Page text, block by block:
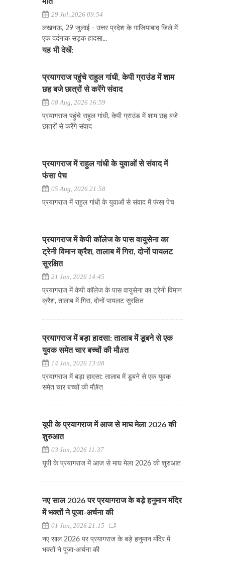
29 Jul, 2026 09:54
लखनऊ, 29 जुलाई - उत्तर प्रदेश के गाजियाबाद जिले में
एक दर्दनाक सड़क हादसा...
यह भी देखें:
प्रयागराज पहुंचे राहुल गांधी, केपी ग्राउंड में शाम
छह बजे छात्रों से करेंगे संवाद
08 Aug, 2026 16:59
प्रयागराज पहुंचे राहुल गांधी, केपी ग्राउंड में शाम छह बजे
छात्रों से करेंगे संवाद
प्रयागराज में राहुल गांधी के युवाओं से संवाद में
फंसा पेच
05 Aug, 2026 21:58
प्रयागराज में राहुल गांधी के युवाओं से संवाद में फंसा पेच
प्रयागराज में केपी कॉलेज के पास वायुसेना का
ट्रेनी विमान क्रैश, तालाब में गिरा, दोनों पायलट
सुरक्षित
21 Jan, 2026 14:45
प्रयागराज में केपी कॉलेज के पास वायुसेना का ट्रेनी विमान
क्रैश, तालाब में गिरा, दोनों पायलट सुरक्षित
प्रयागराज में बड़ा हादसा: तालाब में डूबने से एक
युवक समेत चार बच्चों की मौ#त
14 Jan, 2026 13:08
प्रयागराज में बड़ा हादसा: तालाब में डूबने से एक युवक
समेत चार बच्चों की मौ#त
यूपी के प्रयागराज में आज से माघ मेला 2026 की
शुरुआत
03 Jan, 2026 11:37
यूपी के प्रयागराज में आज से माघ मेला 2026 की शुरुआत
नए साल 2026 पर प्रयागराज के बड़े हनुमान मंदिर
में भक्तों ने पूजा-अर्चना की
01 Jan, 2026 21:15
नए साल 2026 पर प्रयागराज के बड़े हनुमान मंदिर में
भक्तों ने पूजा-अर्चना की